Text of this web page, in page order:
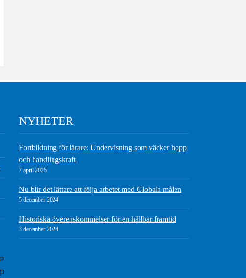
NYHETER
Fortbildning för lärare: Undervisning som väcker hopp
och handlingskraft
7 april 2025
Nu blir det lättare att följa arbetet med Globala målen
5 december 2024
Historiska överenskommelser för en hållbar framtid
3 december 2024